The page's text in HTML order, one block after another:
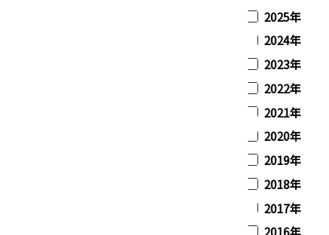
2025年
2024年
2023年
2022年
2021年
2020年
2019年
2018年
2017年
2016年